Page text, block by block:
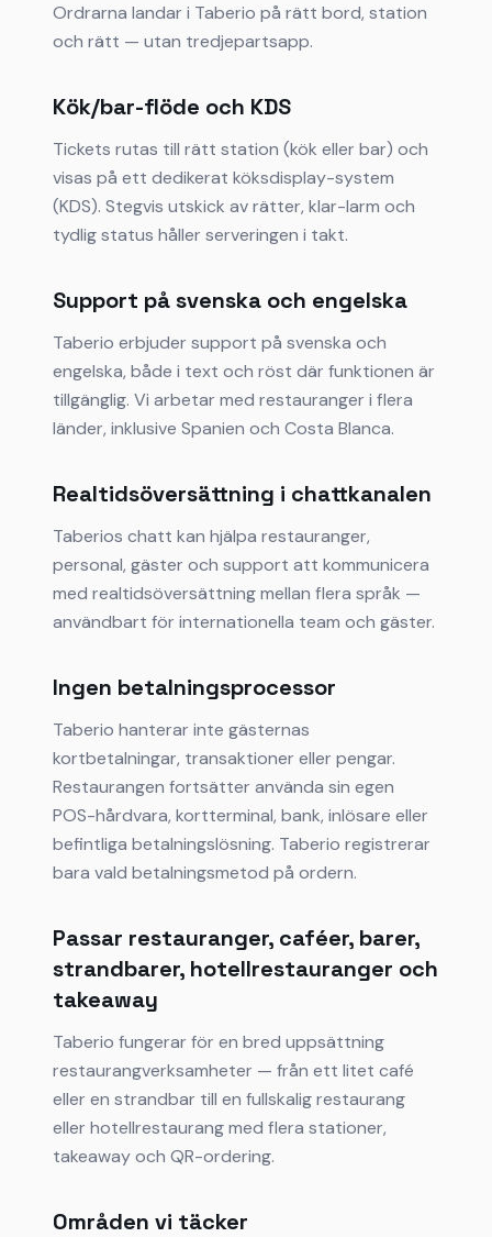
Ordrarna landar i Taberio på rätt bord, station
och rätt — utan tredjepartsapp.
Kök/bar-flöde och KDS
Tickets rutas till rätt station (kök eller bar) och
visas på ett dedikerat köksdisplay-system
(KDS). Stegvis utskick av rätter, klar-larm och
tydlig status håller serveringen i takt.
Support på svenska och engelska
Taberio erbjuder support på svenska och
engelska, både i text och röst där funktionen är
tillgänglig. Vi arbetar med restauranger i flera
länder, inklusive Spanien och Costa Blanca.
Realtidsöversättning i chattkanalen
Taberios chatt kan hjälpa restauranger,
personal, gäster och support att kommunicera
med realtidsöversättning mellan flera språk —
användbart för internationella team och gäster.
Ingen betalningsprocessor
Taberio hanterar inte gästernas
kortbetalningar, transaktioner eller pengar.
Restaurangen fortsätter använda sin egen
POS-hårdvara, kortterminal, bank, inlösare eller
befintliga betalningslösning. Taberio registrerar
bara vald betalningsmetod på ordern.
Passar restauranger, caféer, barer,
strandbarer, hotellrestauranger och
takeaway
Taberio fungerar för en bred uppsättning
restaurangverksamheter — från ett litet café
eller en strandbar till en fullskalig restaurang
eller hotellrestaurang med flera stationer,
takeaway och QR-ordering.
Områden vi täcker